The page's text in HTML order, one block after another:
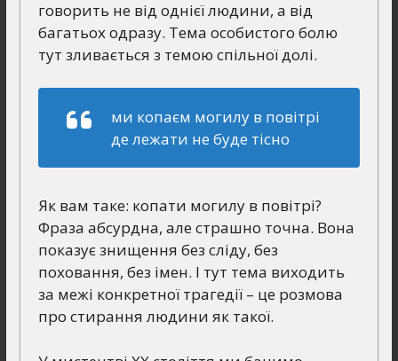
говорить не від однієї людини, а від
багатьох одразу. Тема особистого болю
тут зливається з темою спільної долі.
ми копаєм могилу в повітрі
де лежати не буде тісно
Як вам таке: копати могилу в повітрі?
Фраза абсурдна, але страшно точна. Вона
показує знищення без сліду, без
поховання, без імен. І тут тема виходить
за межі конкретної трагедії – це розмова
про стирання людини як такої.